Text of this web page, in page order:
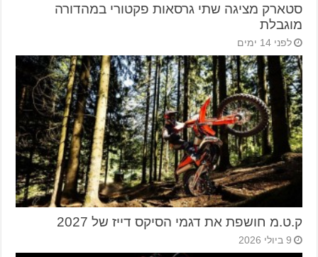
סטארק מציגה שתי גרסאות פקטורי במהדורה
מוגבלת
לפני 14 ימים
ק.ט.מ חושפת את דגמי הסיקס דייז של 2027
9 ביולי 2026